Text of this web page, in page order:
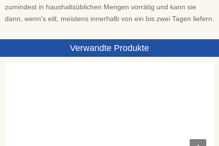
zumindest in haushaltsüblichen Mengen vorrätig und kann sie
dann, wenn's eilt, meistens innerhalb von ein bis zwei Tagen liefern.
Verwandte Produkte